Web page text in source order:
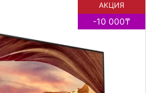
АКЦИЯ
-10 000₸